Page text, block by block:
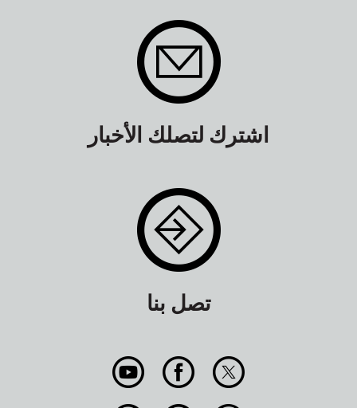
اشترك لتصلك الأخبار
تصل بنا